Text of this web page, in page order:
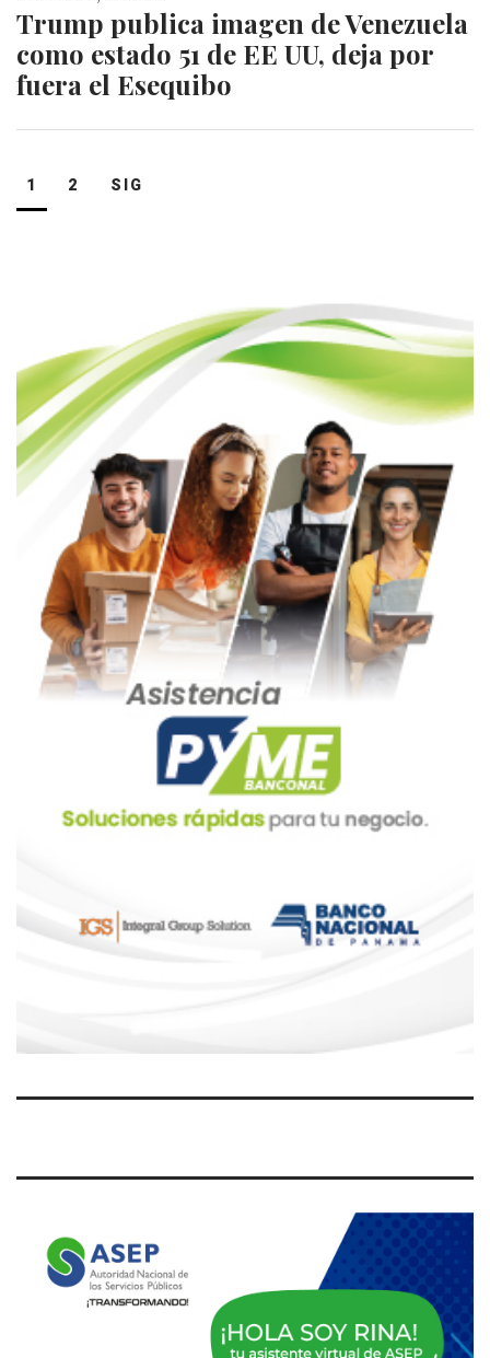
Trump publica imagen de Venezuela
como estado 51 de EE UU, deja por
fuera el Esequibo
Navegación
de
1 2 SIG